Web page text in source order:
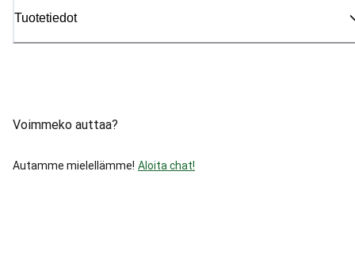
Tuotetiedot
Voimmeko auttaa?
Autamme mielellämme! Aloita chat!